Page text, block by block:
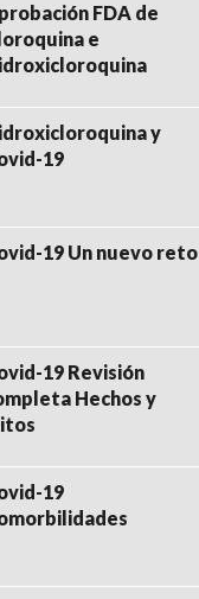
FDA de
e
y
19
19 Un nuevo reto
19 Revisión
Hechos y
19